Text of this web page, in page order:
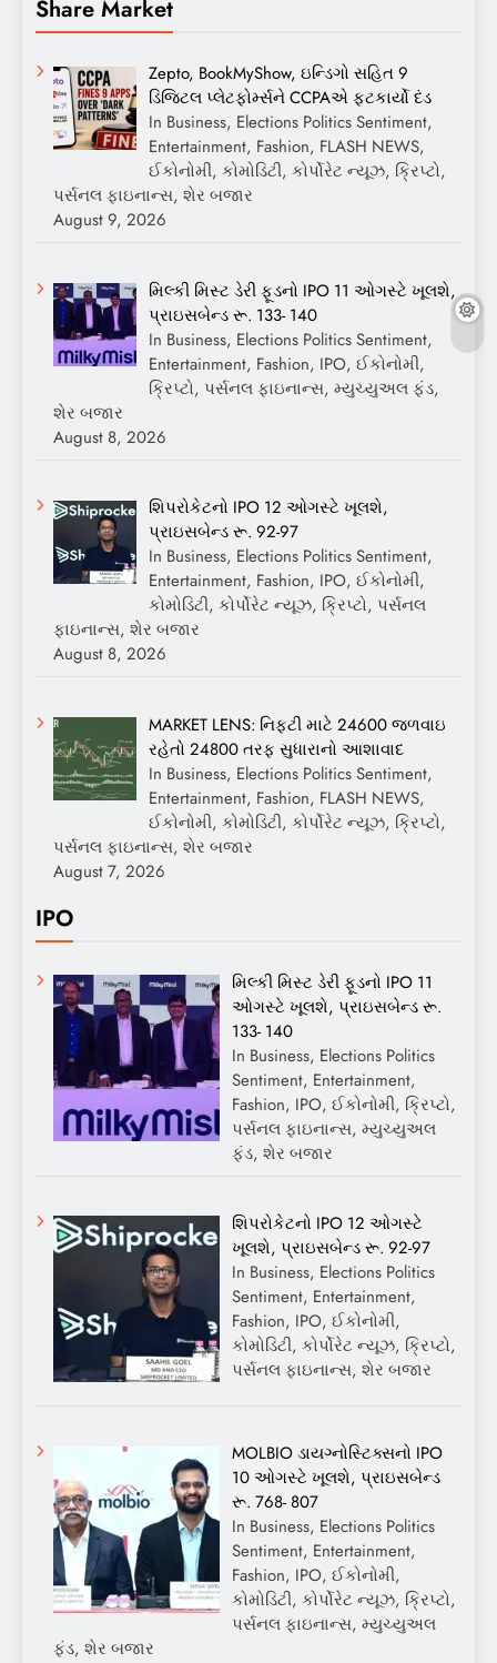
Share Market
Zepto, BookMyShow, ઇન્ડિગો સહિત 9
ડિજિટલ પ્લેટફોર્મ્સને CCPAએ ફટકાર્યો દંડ
In Business, Elections Politics Sentiment,
Entertainment, Fashion, FLASH NEWS,
ઈકોનોમી, કોમોડિટી, કોર્પોરેટ ન્યૂઝ, ક્રિપ્ટો,
પર્સનલ ફાઇનાન્સ, શેર બજાર
August 9, 2026
મિલ્કી મિસ્ટ ડેરી ફૂડનો IPO 11 ઓગસ્ટે ખૂલશે,
પ્રાઇસબેન્ડ રૂ. 133- 140
In Business, Elections Politics Sentiment,
Entertainment, Fashion, IPO, ઈકોનોમી,
ક્રિપ્ટો, પર્સનલ ફાઇનાન્સ, મ્યુચ્યુઅલ ફંડ,
શેર બજાર
August 8, 2026
શિપરોકેટનો IPO 12 ઓગસ્ટે ખૂલશે,
પ્રાઇસબેન્ડ રૂ. 92-97
In Business, Elections Politics Sentiment,
Entertainment, Fashion, IPO, ઈકોનોમી,
કોમોડિટી, કોર્પોરેટ ન્યૂઝ, ક્રિપ્ટો, પર્સનલ
ફાઇનાન્સ, શેર બજાર
August 8, 2026
MARKET LENS: નિફ્ટી માટે 24600 જળવાઇ
રહેતો 24800 તરફ સુધારાનો આશાવાદ
In Business, Elections Politics Sentiment,
Entertainment, Fashion, FLASH NEWS,
ઈકોનોમી, કોમોડિટી, કોર્પોરેટ ન્યૂઝ, ક્રિપ્ટો,
પર્સનલ ફાઇનાન્સ, શેર બજાર
August 7, 2026
IPO
મિલ્કી મિસ્ટ ડેરી ફૂડનો IPO 11
ઓગસ્ટે ખૂલશે, પ્રાઇસબેન્ડ રૂ.
133- 140
In Business, Elections Politics
Sentiment, Entertainment,
Fashion, IPO, ઈકોનોમી, ક્રિપ્ટો,
પર્સનલ ફાઇનાન્સ, મ્યુચ્યુઅલ
ફંડ, શેર બજાર
શિપરોકેટનો IPO 12 ઓગસ્ટે
ખૂલશે, પ્રાઇસબેન્ડ રૂ. 92-97
In Business, Elections Politics
Sentiment, Entertainment,
Fashion, IPO, ઈકોનોમી,
કોમોડિટી, કોર્પોરેટ ન્યૂઝ, ક્રિપ્ટો,
પર્સનલ ફાઇનાન્સ, શેર બજાર
MOLBIO ડાયગ્નોસ્ટિક્સનો IPO
10 ઓગસ્ટે ખૂલશે, પ્રાઇસબેન્ડ
રૂ. 768- 807
In Business, Elections Politics
Sentiment, Entertainment,
Fashion, IPO, ઈકોનોમી,
કોમોડિટી, કોર્પોરેટ ન્યૂઝ, ક્રિપ્ટો,
પર્સનલ ફાઇનાન્સ, મ્યુચ્યુઅલ
ફંડ, શેર બજાર